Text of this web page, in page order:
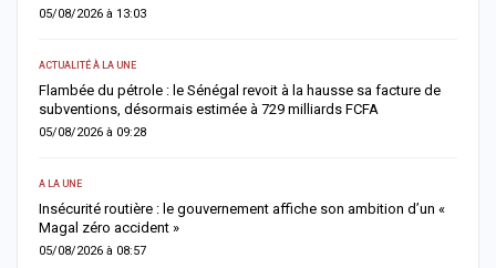
05/08/2026 à 13:03
ACTUALITÉ À LA UNE
Flambée du pétrole : le Sénégal revoit à la hausse sa facture de
subventions, désormais estimée à 729 milliards FCFA
05/08/2026 à 09:28
A LA UNE
Insécurité routière : le gouvernement affiche son ambition d’un «
Magal zéro accident »
05/08/2026 à 08:57